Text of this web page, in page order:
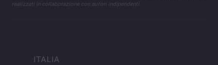
realizzati in collaborazione con autori indipendenti.
ITALIA